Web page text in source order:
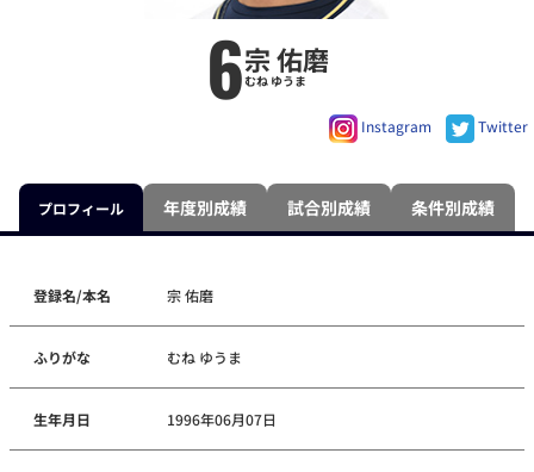
6宗 佑磨
むね ゆうま
Instagram Twitter
プロフィール 年度別成績 試合別成績 条件別成績
登録名/本名 宗 佑磨
ふりがな むね ゆうま
生年月日 1996年06月07日